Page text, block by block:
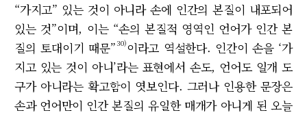
“가지고” 있는 것이 아니라 손에 인간의 본질이 내포되어
있는 것”이며, 이는 “손의 본질적 영역인 언어가 인간 본
질의 토대이기 때문”30)이라고 역설한다. 인간이 손을 ‘가
지고 있는 것이 아니’라는 표현에서 손도, 언어도 일개 도
구가 아니라는 확고함이 엿보인다. 그러나 인용한 문장은
손과 언어만이 인간 본질의 유일한 매개가 아니게 된 오늘